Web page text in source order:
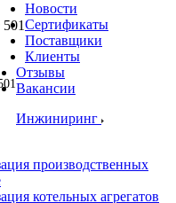
Новости
Сертификаты
Поставщики
Клиенты
Отзывы
Вакансии
Инжиниринг
производственных
котельных агрегатов